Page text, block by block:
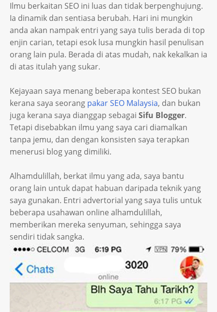
Ilmu berkaitan SEO ini luas dan tidak berpenghujung.
Ia dinamik dan sentiasa berubah. Hari ini mungkin
anda akan nampak entri yang saya tulis berada di top
enjin carian, tetapi esok lusa mungkin hasil penulisan
orang lain pula. Berada di atas mudah, nak kekalkan ia
di atas itulah yang sukar.
Kejayaan saya menang beberapa kontest SEO bukan
kerana saya seorang pakar SEO Malaysia, dan bukan
juga kerana saya dianggap sebagai Sifu Blogger.
Tetapi disebabkan ilmu yang saya cari diamalkan
tanpa jemu, dan dengan konsisten saya terapkan
menerusi blog yang dimiliki.
Alhamdulillah, berkat ilmu yang ada, saya bantu
orang lain untuk dapat habuan daripada teknik yang
saya gunakan. Entri advertorial yang saya tulis untuk
beberapa usahawan online alhamdulillah,
memberikan mereka senyuman, sehingga saya
sendiri tidak sangka.